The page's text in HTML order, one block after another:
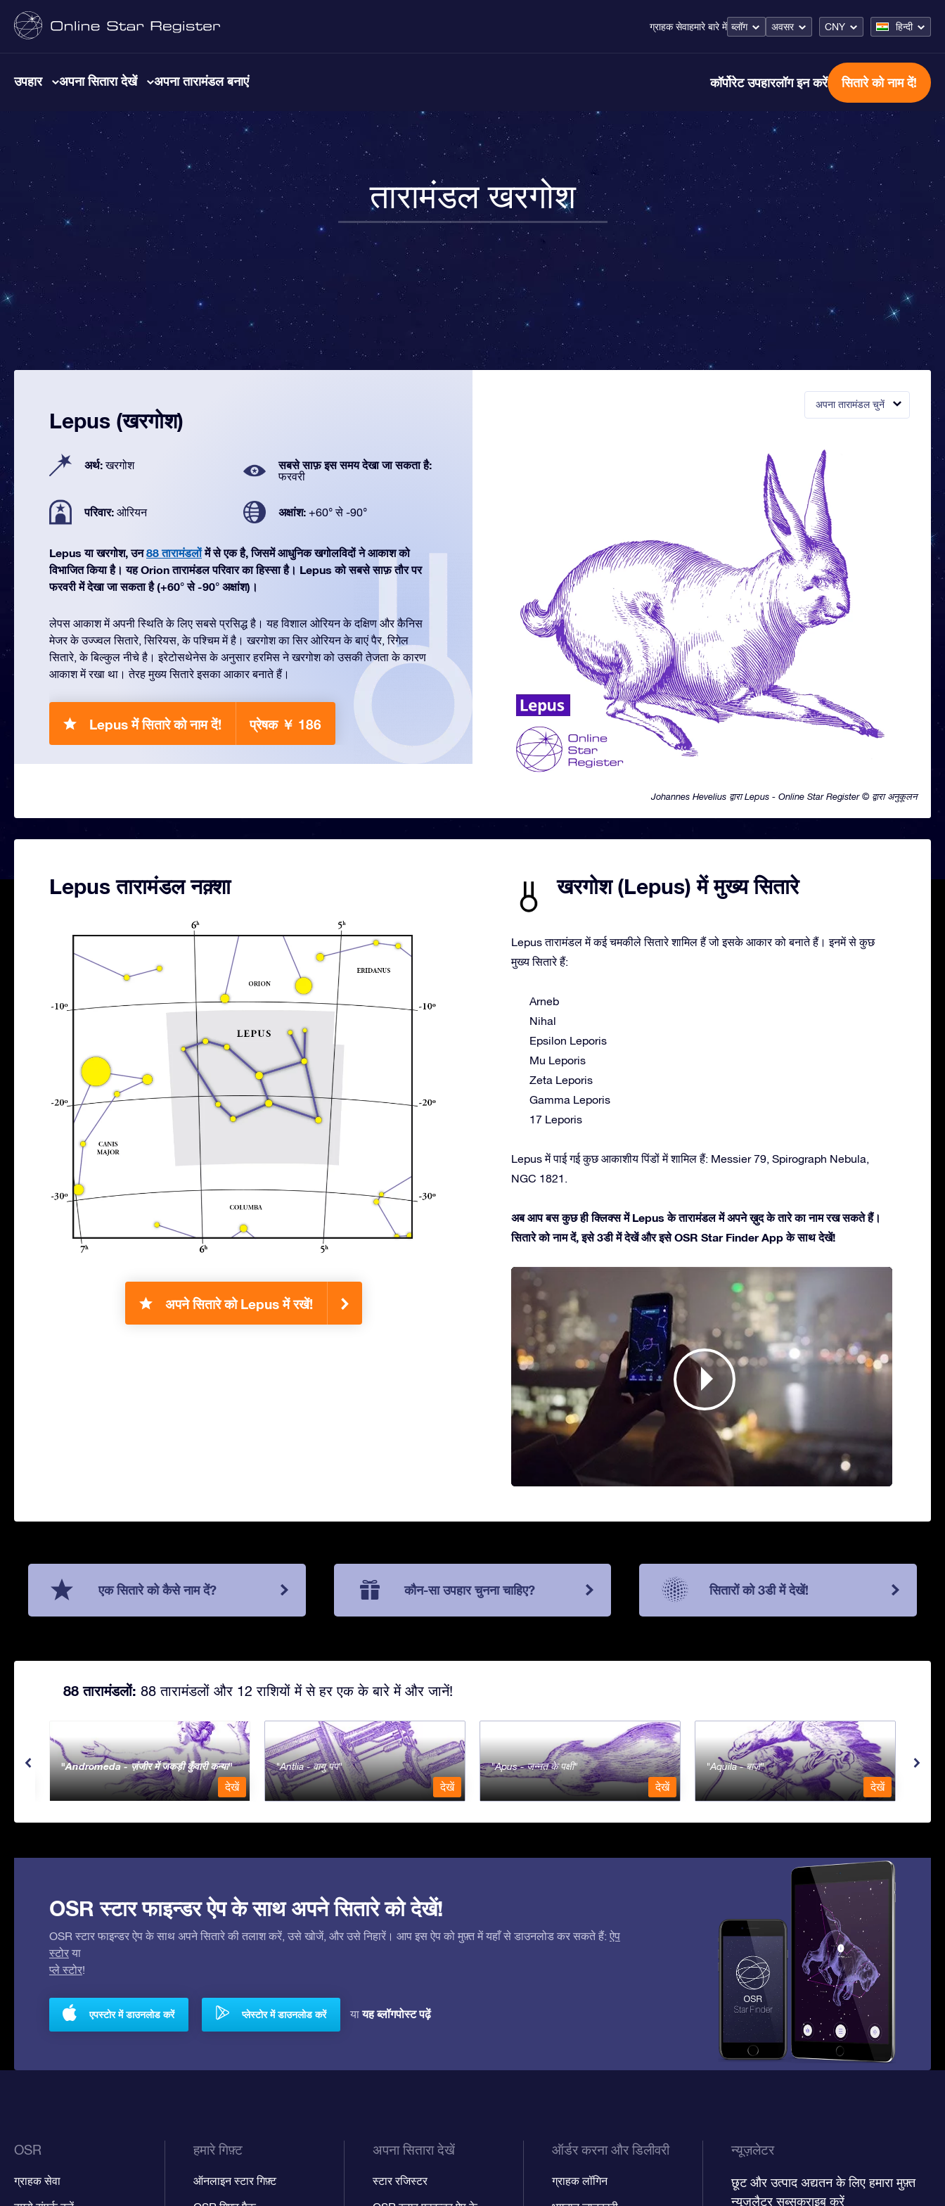
ग्राहक सेवाहमारे बारे में ब्लॉग अवसर CNY हिन्दी
उपहार अपना सितारा देखें अपना तारामंडल बनाएं कॉर्पोरेट उपहारलॉग इन करें सितारे को नाम दें!
तारामंडल खरगोश
अपना तारामंडल चुनें
Johannes Hevelius द्वारा Lepus - Online Star Register © द्वारा अनुकूलन
Lepus (खरगोश)
अर्थ:खरगोश सबसे साफ़ इस समय देखा जा सकता है:
फरवरी
परिवार: ओरियन अक्षांश: +60° से -90°
Lepus या खरगोश, उन88 तारामंडलोंमें से एक है, जिसमें आधुनिक खगोलविदों ने आकाश को
विभाजित किया है। यह Orion तारामंडल परिवार का हिस्सा है। Lepus को सबसे साफ़ तौर पर
फरवरी में देखा जा सकता है (+60° से -90° अक्षांश)।
लेपस आकाश में अपनी स्थिति के लिए सबसे प्रसिद्ध है। यह विशाल ओरियन के दक्षिण और कैनिस
मेजर के उज्ज्वल सितारे, सिरियस, के पश्चिम में है। खरगोश का सिर ओरियन के बाएं पैर, रिगेल
सितारे, के बिल्कुल नीचे है। इरेटोसथेनेस के अनुसार हरमिस ने खरगोश को उसकी तेजता के कारण
आकाश में रखा था। तेरह मुख्य सितारे इसका आकार बनाते हैं।
Lepus में सितारे को नाम दें! प्रेषक ￥ 186
Lepus तारामंडल नक़्शा
अपने सितारे को Lepus में रखें!
खरगोश (Lepus) में मुख्य सितारे
Lepus तारामंडल में कई चमकीले सितारे शामिल हैं जो इसके आकार को बनाते हैं। इनमें से कुछ
मुख्य सितारे हैं:
Arneb
Nihal
Epsilon Leporis
Mu Leporis
Zeta Leporis
Gamma Leporis
17 Leporis
Lepus में पाई गई कुछ आकाशीय पिंडों में शामिल हैं: Messier 79, Spirograph Nebula,
NGC 1821.
अब आप बस कुछ ही क्लिक्स में Lepus के तारामंडल में अपने ख़ुद के तारे का नाम रख सकते हैं।
सितारे को नाम दें, इसे 3डी में देखें और इसे OSR Star Finder App के साथ देखें!
एक सितारे को कैसे नाम दें? कौन-सा उपहार चुनना चाहिए? सितारों को 3डी में देखें!
88 तारामंडलों: 88 तारामंडलों और 12 राशियों में से हर एक के बारे में और जानें!
Andromeda - ज़ंजीर में जकड़ी कुँवारी कन्या
देखें
Antlia - वायु पंप
देखें
Apus - जन्नत के पक्षी
देखें
Aquila - बाज़
देखें
OSR स्टार फाइन्डर ऐप के साथ अपने सितारे को देखें!
OSR स्टार फाइन्डर ऐप के साथ अपने सितारे की तलाश करें, उसे खोजें, और उसे निहारें। आप इस ऐप को मुफ़्त में यहाँ से डाउनलोड कर सकते हैं: ऐप
स्टोर या
प्ले स्टोर!
एपस्टोर में डाउनलोड करें प्लेस्टोर में डाउनलोड करें यायह ब्लॉगपोस्ट पढ़ें
OSR
ग्राहक सेवा
हमारे गिफ़्ट
ऑनलाइन स्टार गिफ़्ट
अपना सितारा देखें
स्टार रजिस्टर
ऑर्डर करना और डिलीवरी
ग्राहक लॉगिन
न्यूज़लेटर
छूट और उत्पाद अद्यतन के लिए हमारा मुफ़्त
न्यूज़लैटर सब्सक्राइब करें